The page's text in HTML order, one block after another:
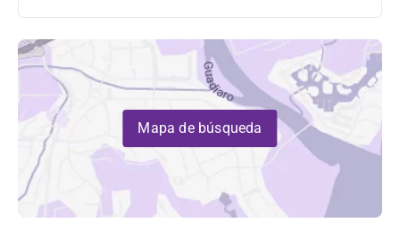
Mapa de búsqueda